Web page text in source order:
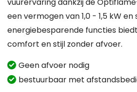
afbeeldingen-
gallerij
een vermogen van 1,0 - 1,5 kW en
energiebesparende functies
comfort en stijl zonder afvoer.
Geen afvoer nodig
bestuurbaar met